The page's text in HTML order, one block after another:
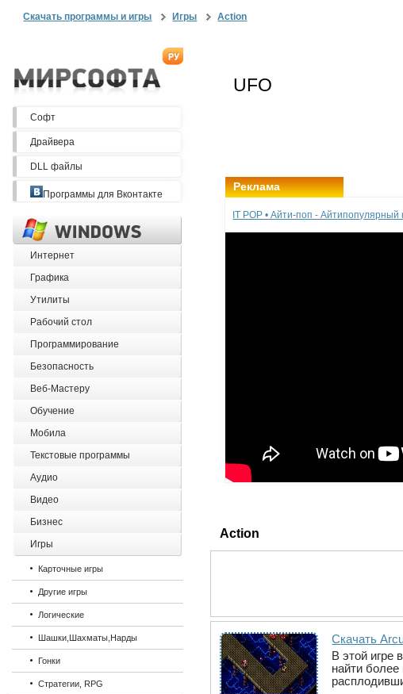
Скачать программы и игры Игры Action
Софт
Драйвера
DLL файлы
Программы для Вконтакте
Интернет
Графика
Утилиты
Рабочий стол
Программирование
Безопасность
Веб-Мастеру
Обучение
Мобила
Текстовые программы
Аудио
Видео
Бизнес
Игры
Карточные игры
Другие игры
Логические
Шашки,Шахматы,Нарды
Гонки
Стратегии, RPG
Реклама
IT POP • Айти-поп - Айтипопулярный
Action
Скачать
В этой игре
найти